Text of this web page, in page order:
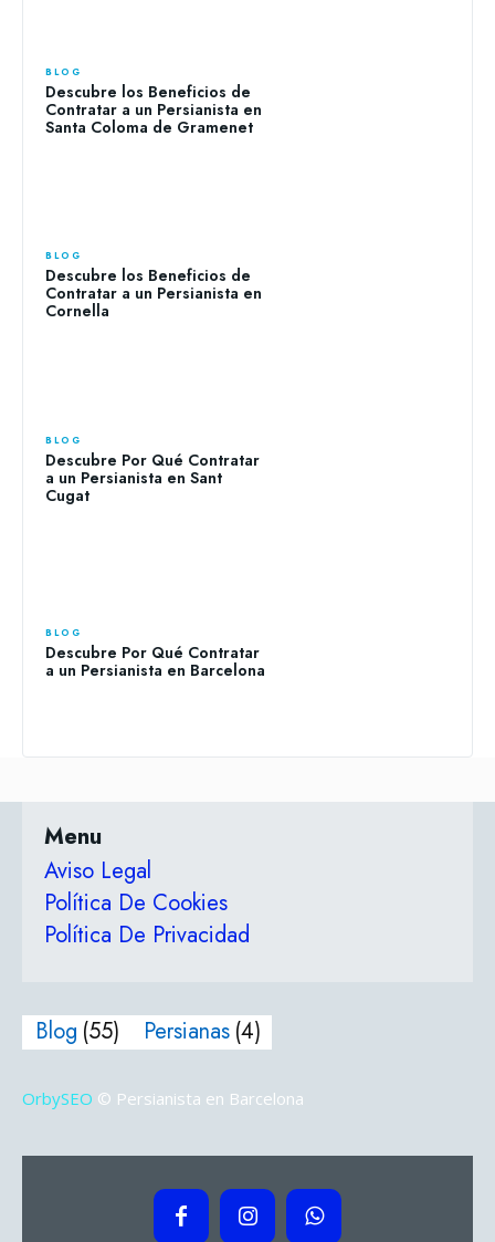
BLOG
Descubre los Beneficios de
Contratar a un Persianista en
Santa Coloma de Gramenet
BLOG
Descubre los Beneficios de
Contratar a un Persianista en
Cornella
BLOG
Descubre Por Qué Contratar
a un Persianista en Sant
Cugat
BLOG
Descubre Por Qué Contratar
a un Persianista en Barcelona
Menu
Aviso Legal
Política De Cookies
Política De Privacidad
Blog (55) Persianas (4)
OrbySEO © Persianista en Barcelona